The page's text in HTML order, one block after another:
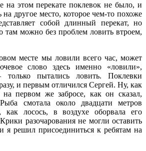
этом перекате поклевок не было, и
другое место, которое чем-то похоже
собой длинный перекат, но
там можно без проблем ловить втроем,
месте мы ловили всего час, может
слово здесь именно «ловили»,
пытались ловить. Поклевки
и первым отличился Сергей. Ну, как
первом же забросе, как он сказал,
смотала около двадцати метров
лосось, в воздухе оборвала его
разочарования не могли оставить
решил присоединиться к ребятам на